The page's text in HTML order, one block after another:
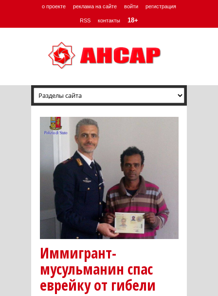
о проекте реклама на сайте войти регистрация
RSS контакты 18+
Иммигрант-
мусульманин спас
еврейку от гибели